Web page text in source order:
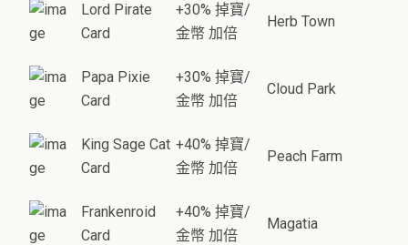
Lord Pirate
Card
+30% 掉寶/
金幣 加倍
Herb Town
Papa Pixie
Card
+30% 掉寶/
金幣 加倍
Cloud Park
King Sage Cat
Card
+40% 掉寶/
金幣 加倍
Peach Farm
Frankenroid
Card
+40% 掉寶/
金幣 加倍
Magatia